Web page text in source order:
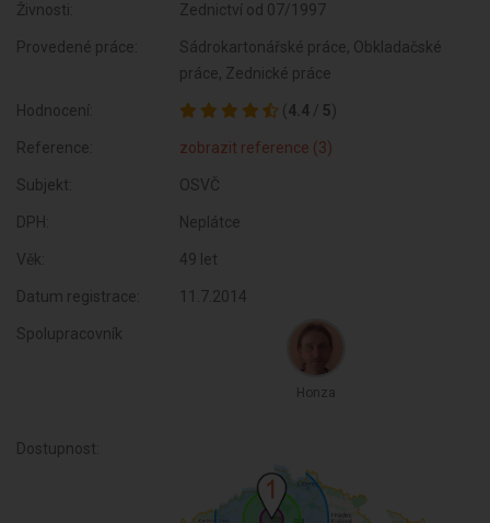
Živnosti: Zednictví od 07/1997
Provedené práce:
Sádrokartonářské práce, Obkladačské
práce, Zednické práce
Hodnocení: ( 4.4 / 5)
Reference: zobrazit reference (3)
Subjekt: OSVČ
DPH: Neplátce
Věk: 49 let
Datum registrace: 11.7.2014
Spolupracovník
Honza
Dostupnost: